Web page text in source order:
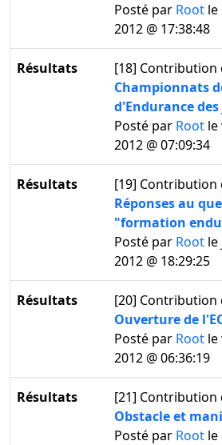
Posté par Rootle
2012 @ 17:38:48
Résultats [18] Contribution
Championnats
d'Endurance des
Posté par Rootle
2012 @ 07:09:34
Résultats [19] Contribution
Réponses au
"formation
Posté par Rootle
2012 @ 18:29:25
Résultats [20] Contribution
Ouverture de
Posté par Rootle
2012 @ 06:36:19
Résultats [21] Contribution
Obstacle et
Posté par Rootle